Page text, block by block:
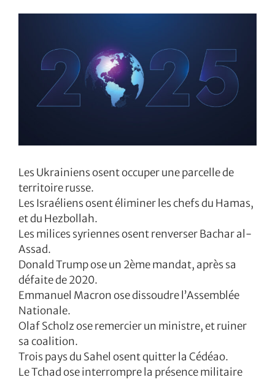
Les Ukrainiens osent occuper une parcelle de
territoire russe.
Les Israéliens osent éliminer les chefs du Hamas,
et du Hezbollah.
Les milices syriennes osent renverser Bachar al-
Assad.
Donald Trump ose un 2ème mandat, après sa
défaite de 2020.
Emmanuel Macron ose dissoudre l’Assemblée
Nationale.
Olaf Scholz ose remercier un ministre, et ruiner
sa coalition.
Trois pays du Sahel osent quitter la Cédéao.
Le Tchad ose interrompre la présence militaire